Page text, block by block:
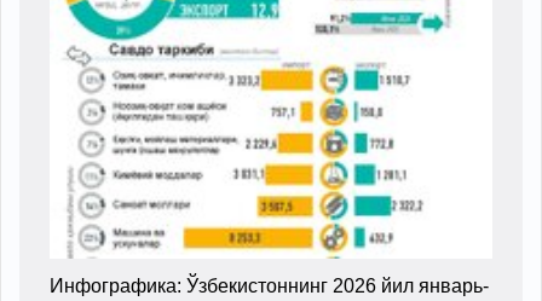
Инфографика: Ўзбекистоннинг 2026 йил январь-